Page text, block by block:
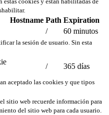
Hostname Path Expiration
/ 60 minutos
la sesión de usuario. Sin esta
/ 365 días
aceptado las cookies y que tipos
sitio web recuerde información para
del sitio web para cada usuario.